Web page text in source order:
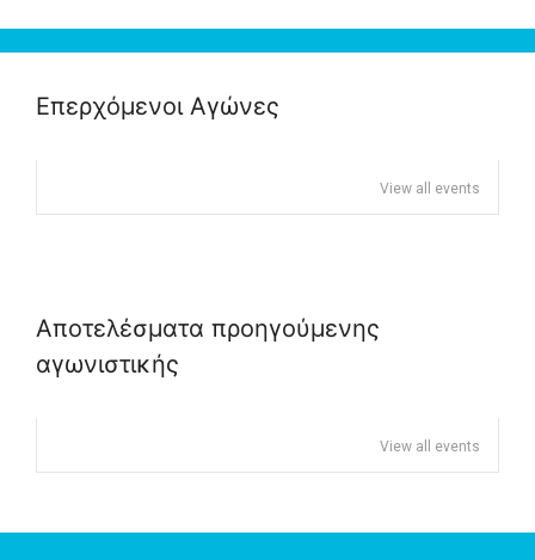
Επερχόμενοι Αγώνες
View all events
Αποτελέσματα προηγούμενης
αγωνιστικής
View all events